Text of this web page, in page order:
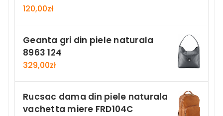
120,00zł
Geanta gri din piele naturala
8963 124
329,00zł
Rucsac dama din piele naturala
vachetta miere FRD104C